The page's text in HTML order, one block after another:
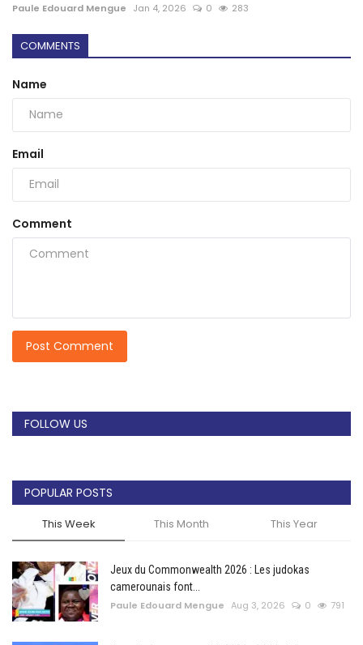
Paule Edouard Mengue Jan 4, 2026 0 283
COMMENTS
Name
Email
Comment
Post Comment
FOLLOW US
POPULAR POSTS
This Week This Month This Year
Jeux du Commonwealth 2026 : Les judokas
camerounais font...
Paule Edouard Mengue Aug 3, 2026 0 791